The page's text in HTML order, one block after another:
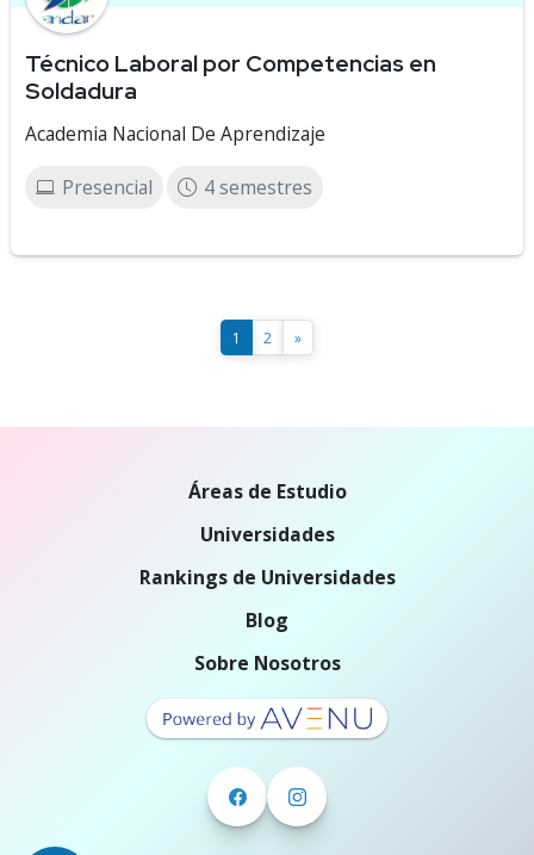
Técnico Laboral por Competencias en
Soldadura
Academia Nacional De Aprendizaje
Presencial 4 semestres
1 2 »
Áreas de Estudio
Universidades
Rankings de Universidades
Blog
Sobre Nosotros